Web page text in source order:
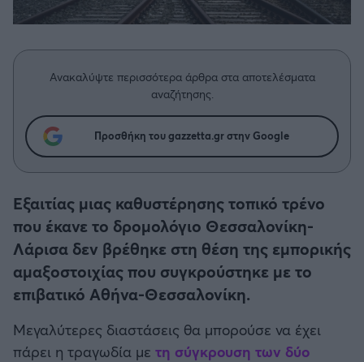
Δημήτρης Τσορμπατζόγλου
Άρης
Βόλος
Ατρόμητος Αθηνών
Κηφισιά
Αστέρας Τρίπολης
Παναιτωλικός
Συνεντεύξεις
Ανακαλύψτε περισσότερα άρθρα στα αποτελέσματα
αναζήτησης.
Προσθήκη του gazzetta.gr στην Google
Εξαιτίας μιας καθυστέρησης τοπικό τρένο
που έκανε το δρομολόγιο Θεσσαλονίκη-
Λάρισα δεν βρέθηκε στη θέση της εμπορικής
αμαξοστοιχίας που συγκρούστηκε με το
επιβατικό Αθήνα-Θεσσαλονίκη.
Μεγαλύτερες διαστάσεις θα μπορούσε να έχει
πάρει η τραγωδία με τη σύγκρουση των δύο